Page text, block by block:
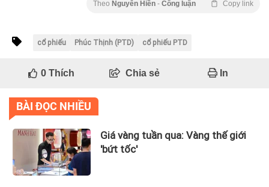
Theo Nguyễn Hiền - Công luận Copy link
cổ phiếu Phúc Thịnh (PTD) cổ phiếu PTD
0Thích Chia sẻ In
BÀI ĐỌC NHIỀU
Giá vàng tuần qua: Vàng thế giới
'bứt tốc'